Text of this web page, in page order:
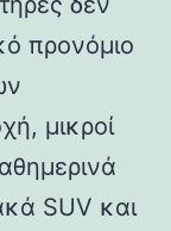
προνόμιο
μικροί
SUV και